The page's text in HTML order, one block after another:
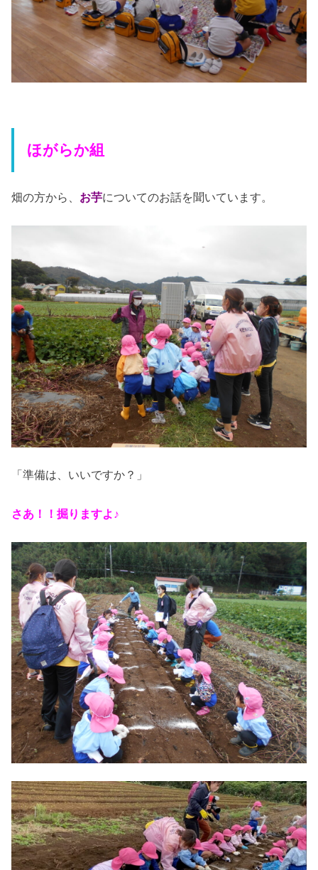
ほがらか組
畑の方から、 お芋についてのお話を聞いています。
「準備は、いいですか？」
さあ！！掘りますよ♪